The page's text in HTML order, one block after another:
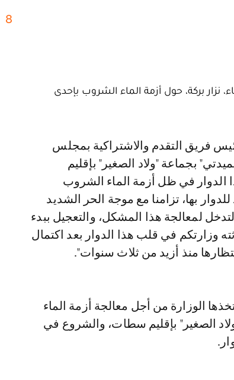
نزار بركة، حول أزمة الماء الشروب بإحدى
بجماعة "ولاد الصغير" بإقليم
الدوار في ظل أزمة الماء الشروب
بها، تزامنا مع موجة الحر الشديد
لمعالجة هذا المشكل، والتعجيل ببدء
وزارتكم في قلب هذا الدوار بعد اكتمال
منذ أزيد من ثلاث سنوات".
الوزارة من أجل معالجة أزمة الماء
الصغير" بإقليم سطات، والشروع في
8